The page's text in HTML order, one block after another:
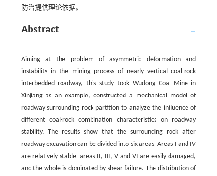
防治提供理论依据。
Abstract
Aiming at the problem of asymmetric deformation and
instability in the mining process of nearly vertical coal-rock
interbedded roadway, this study took Wudong Coal Mine in
Xinjiang as an example, constructed a mechanical model of
roadway surrounding rock partition to analyze the influence of
different coal-rock combination characteristics on roadway
stability. The results show that the surrounding rock after
roadway excavation can be divided into six areas. Areas I and IV
are relatively stable, areas II, III, V and VI are easily damaged,
and the whole is dominated by shear failure. The distribution of